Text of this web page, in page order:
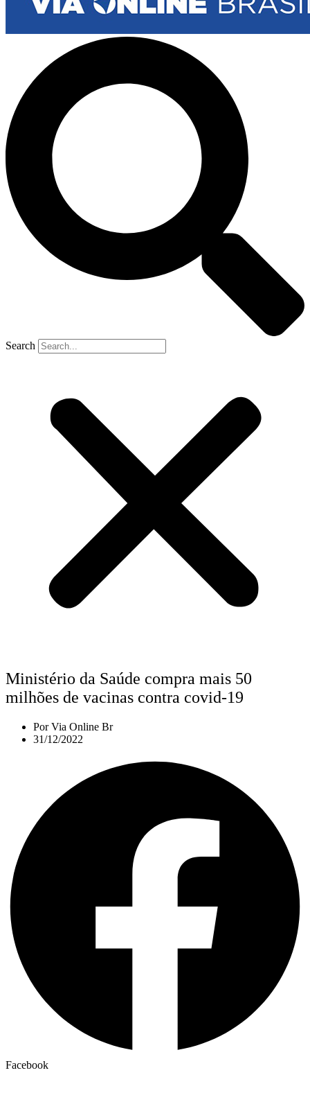
Search
Ministério da Saúde compra mais 50
milhões de vacinas contra covid-19
PorVia Online Br
31/12/2022
Facebook